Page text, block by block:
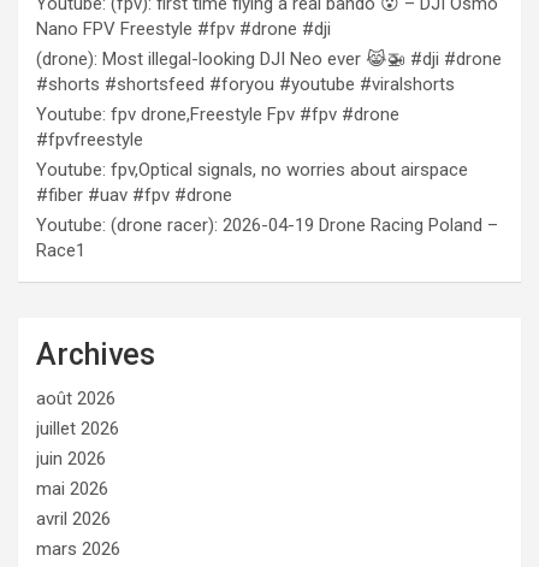
Nano FPV Freestyle #fpv #drone #dji
(drone): Most illegal-looking DJI Neo ever 😹🚁 #dji #drone
#shorts #shortsfeed #foryou #youtube #viralshorts
Youtube: fpv drone,Freestyle Fpv #fpv #drone
#fpvfreestyle
Youtube: fpv,Optical signals, no worries about airspace
#fiber #uav #fpv #drone
Youtube: (drone racer): 2026-04-19 Drone Racing Poland –
Race1
Archives
août 2026
juillet 2026
juin 2026
mai 2026
avril 2026
mars 2026